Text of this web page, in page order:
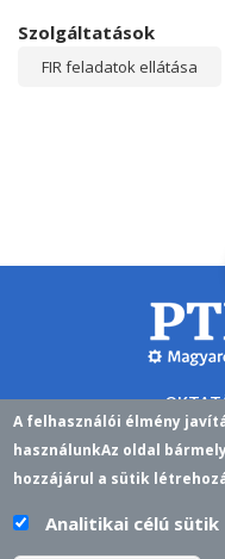
Szolgáltatások
FIR feladatok ellátása
H-7622
A felhasználói élmény
használunkAz oldal
hozzájárul a sütik
Analitikai célú sütik